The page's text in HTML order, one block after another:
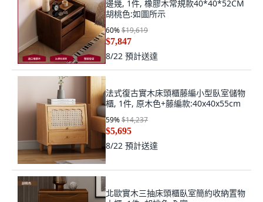
邊幾, 1件, 橡膠木常規款40*40*52CM
胡桃色:如圖所示
60%$19,619
$7,847
8/22 預計送達
法式復古實木床頭櫃藤編小型臥室儲物
櫃, 1件, 原木色+藤編款:40x40x55cm
59%$14,237
$5,695
8/22 預計送達
北歐實木三抽床頭櫃臥室簡約收納置物